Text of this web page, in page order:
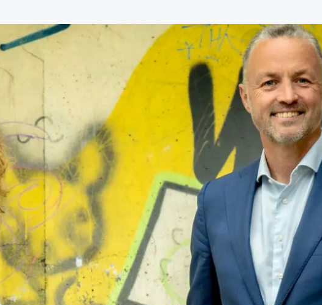
Van de
(Roda).
Ondersteuning voor advocaten bij hun
beroepsuitoefening: van de
rechtsgebiedenregister en